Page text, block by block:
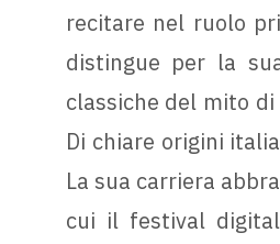
recitare nel ruolo
distingue per la
classiche del mito
Di chiare origini
La sua carriera
cui il festival